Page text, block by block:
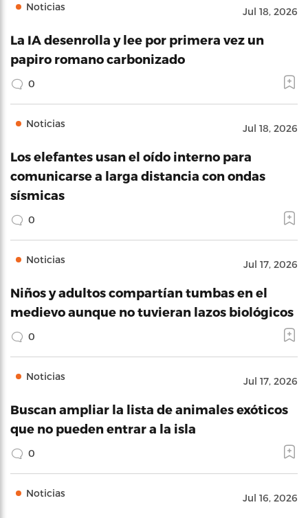
Noticias Jul 18, 2026
La IA desenrolla y lee por primera vez un
papiro romano carbonizado
0
Noticias Jul 18, 2026
Los elefantes usan el oído interno para
comunicarse a larga distancia con ondas
sísmicas
0
Noticias Jul 17, 2026
Niños y adultos compartían tumbas en el
medievo aunque no tuvieran lazos biológicos
0
Noticias Jul 17, 2026
Buscan ampliar la lista de animales exóticos
que no pueden entrar a la isla
0
Noticias Jul 16, 2026